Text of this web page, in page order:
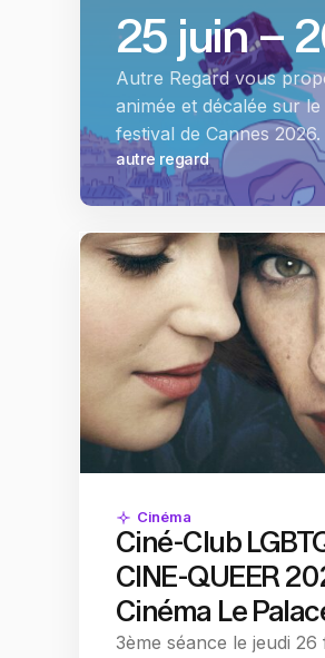
25 juin –
Autre Regard vous
animée et décalée sur
festival de Cannes
autre regard
Cinéma
Ciné-Club
CINE-QUEER
Cinéma Le
3ème séance le jeudi